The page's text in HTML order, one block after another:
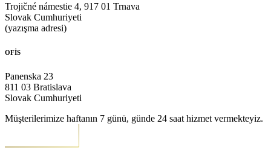
Trojičné námestie 4, 917 01 Trnava
Slovak Cumhuriyeti
(yazışma adresi)
OFİS
Panenska 23
811 03 Bratislava
Slovak Cumhuriyeti
Müşterilerimize haftanın 7 günü, günde 24 saat hizmet vermekteyiz.